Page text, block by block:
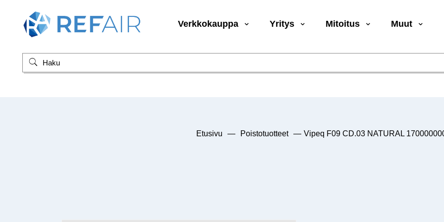
Verkkokauppa Yritys Mitoitus Muut
Etusivu — Poistotuotteet — Vipeq F09 CD.03 NATURAL